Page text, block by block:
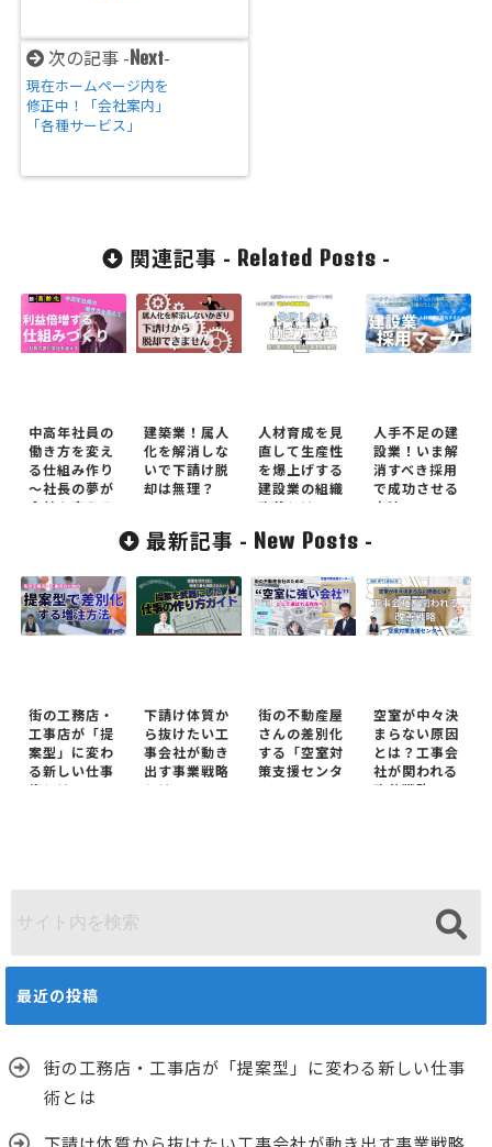
次の記事 - Next-
現在ホームページ内を
修正中！「会社案内」
「各種サービス」
関連記事 - Related Posts -
中高年社員の
働き方を変え
る仕組み作り
～社長の夢が
会社を変える
建築業！属人
化を解消しな
いで下請け脱
却は無理？
人材育成を見
直して生産性
を爆上げする
建設業の組織
改革とは
人手不足の建
設業！いま解
消すべき採用
で成功させる
方法
最新記事 - New Posts -
街の工務店・
工事店が「提
案型」に変わ
る新しい仕事
術とは
下請け体質か
ら抜けたい工
事会社が動き
出す事業戦略
とは
街の不動産屋
さんの差別化
する「空室対
策支援センタ
空室が中々決
まらない原因
とは？工事会
社が関われる
改善戦略
最近の投稿
街の工務店・工事店が「提案型」に変わる新しい仕事
術とは